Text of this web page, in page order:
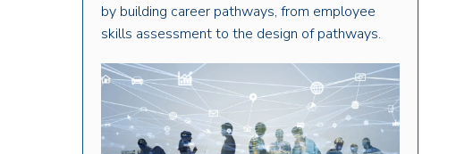
by building career pathways, from employee
skills assessment to the design of pathways.